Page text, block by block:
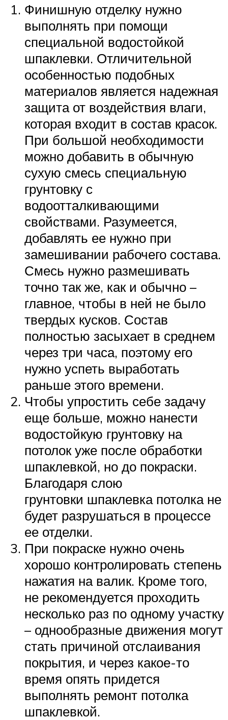
Финишную отделку нужно
выполнять при помощи
специальной водостойкой
шпаклевки. Отличительной
особенностью подобных
материалов является надежная
защита от воздействия влаги,
которая входит в состав красок.
При большой необходимости
можно добавить в обычную
сухую смесь специальную
грунтовку с
водоотталкивающими
свойствами. Разумеется,
добавлять ее нужно при
замешивании рабочего состава.
Смесь нужно размешивать
точно так же, как и обычно –
главное, чтобы в ней не было
твердых кусков. Состав
полностью засыхает в среднем
через три часа, поэтому его
нужно успеть выработать
раньше этого времени.
Чтобы упростить себе задачу
еще больше, можно нанести
водостойкую грунтовку на
потолок уже после обработки
шпаклевкой, но до покраски.
Благодаря слою
грунтовки шпаклевка потолка не
будет разрушаться в процессе
ее отделки.
При покраске нужно очень
хорошо контролировать степень
нажатия на валик. Кроме того,
не рекомендуется проходить
несколько раз по одному участку
– однообразные движения могут
стать причиной отслаивания
покрытия, и через какое-то
время опять придется
выполнять ремонт потолка
шпаклевкой.